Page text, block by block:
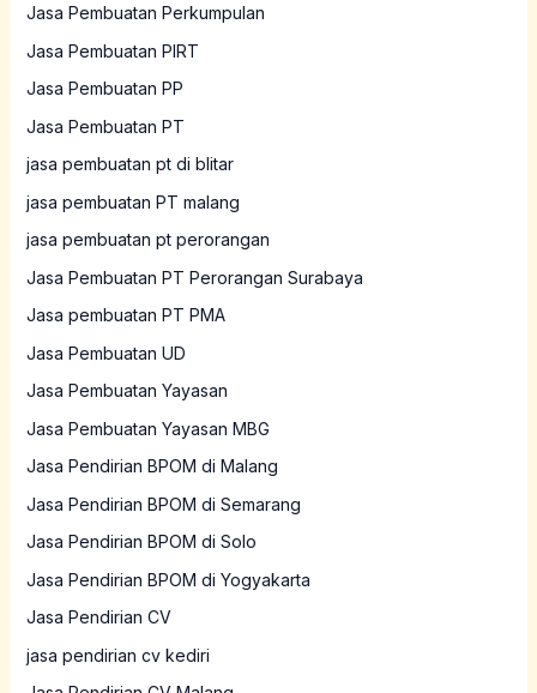
Jasa Pembuatan Perkumpulan
Jasa Pembuatan PIRT
Jasa Pembuatan PP
Jasa Pembuatan PT
jasa pembuatan pt di blitar
jasa pembuatan PT malang
jasa pembuatan pt perorangan
Jasa Pembuatan PT Perorangan Surabaya
Jasa pembuatan PT PMA
Jasa Pembuatan UD
Jasa Pembuatan Yayasan
Jasa Pembuatan Yayasan MBG
Jasa Pendirian BPOM di Malang
Jasa Pendirian BPOM di Semarang
Jasa Pendirian BPOM di Solo
Jasa Pendirian BPOM di Yogyakarta
Jasa Pendirian CV
jasa pendirian cv kediri